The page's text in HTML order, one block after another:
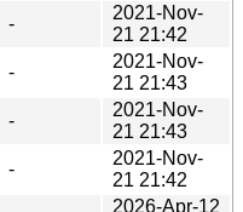
-
2021-Nov-
21 21:42
-
2021-Nov-
21 21:43
-
2021-Nov-
21 21:43
-
2021-Nov-
21 21:42
2026-Apr-12